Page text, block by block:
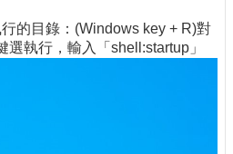
的目錄：(Windows key + R)對
執行，輸入「shell:startup」